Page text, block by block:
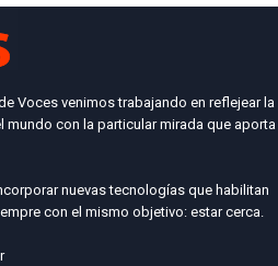
Voces venimos trabajando en reflejear la
mundo con la particular mirada que aporta
nuevas tecnologías que habilitan
con el mismo objetivo: estar cerca.